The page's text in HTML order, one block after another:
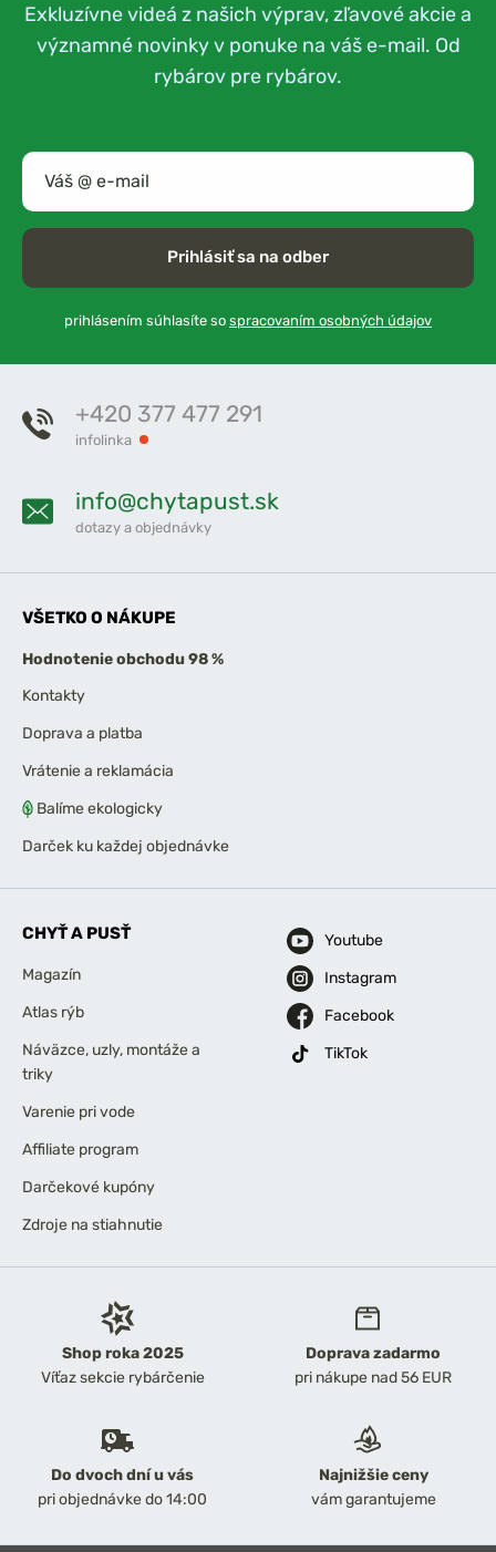
Exkluzívne videá z našich výprav, zľavové akcie a
významné novinky v ponuke na váš e-mail. Od
rybárov pre rybárov.
Prihlásiť sa na odber
prihlásením súhlasíte so spracovaním osobných údajov
Shop roka 2025
Víťaz sekcie rybárčenie
Doprava zadarmo
pri nákupe nad 56 EUR
Do dvoch dní u vás
pri objednávke do 14:00
Najnižšie ceny
vám garantujeme
+420 377 477 291
infolinka
info@chytapust.sk
dotazy a objednávky
VŠETKO O NÁKUPE
Hodnotenie obchodu 98 %
Kontakty
Doprava a platba
Vrátenie a reklamácia
Balíme ekologicky
Darček ku každej objednávke
CHYŤ A PUSŤ
Magazín
Atlas rýb
Náväzce, uzly, montáže a
triky
Varenie pri vode
Affiliate program
Darčekové kupóny
Zdroje na stiahnutie
Youtube
Instagram
Facebook
TikTok